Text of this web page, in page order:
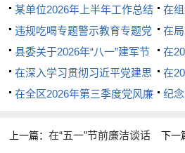
某单位2026年上半年工作总结
及下半年工作计划
在
言
违规吃喝专题警示教育专题党
课演讲稿：杜绝“舌尖上的腐败”
敲响清正廉洁警钟
在
话上
县委关于2026年“八一”建军节
期间双拥活动开展情况的总结
在
人代
在深入学习贯彻习近平党建思
想专题研讨会上的讲话
在
人座
在全区2026年第三季度党风廉
话
纪
上一篇：在“五一”节前廉洁谈话
下一